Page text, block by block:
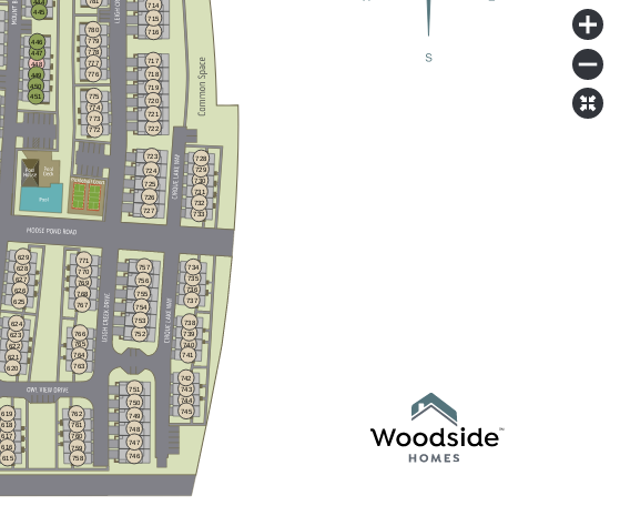
444
445
448
447
449
450
446
451
716
714
715
723
727
724
725
726
717
722
718
719
720
721
757
752
756
755
754
753
751
746
750
749
748
747
730
729
731
728
733
732
760
759
761
758
762
740
739
738
741
744
743
742
745
736
735
734
737
765
764
763
766
769
768
770
767
771
627
628
626
629
625
622
623
621
624
620
617
618
616
619
615
778
777
779
776
772
780
774
773
775